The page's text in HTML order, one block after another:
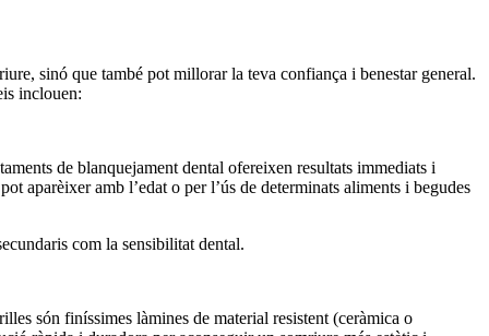
sinó que també pot millorar la teva confiança i benestar general.
inclouen:
de blanquejament dental ofereixen resultats immediats i
aparèixer amb l’edat o per l’ús de determinats aliments i begudes
com la sensibilitat dental.
són finíssimes làmines de material resistent (ceràmica o